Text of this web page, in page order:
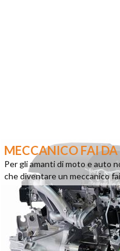
MECCANICO FAI DA
Per gli amanti di moto e auto
che diventare un meccanico